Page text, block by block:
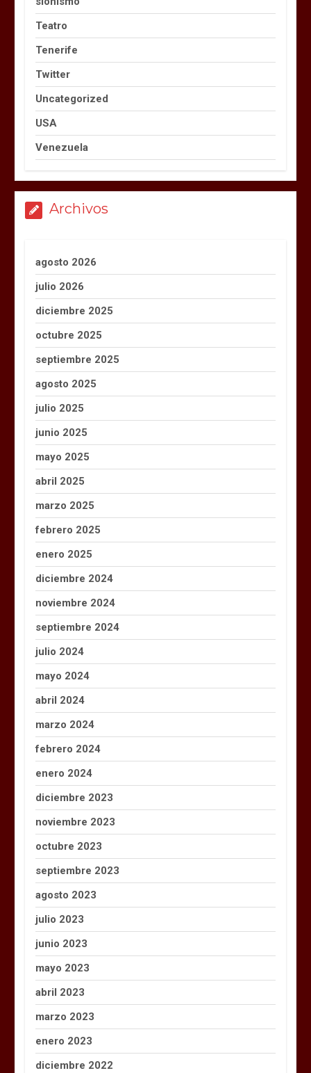
Teatro
Tenerife
Twitter
Uncategorized
USA
Venezuela
Archivos
agosto 2026
julio 2026
diciembre 2025
octubre 2025
septiembre 2025
agosto 2025
julio 2025
junio 2025
mayo 2025
abril 2025
marzo 2025
febrero 2025
enero 2025
diciembre 2024
noviembre 2024
septiembre 2024
julio 2024
mayo 2024
abril 2024
marzo 2024
febrero 2024
enero 2024
diciembre 2023
noviembre 2023
octubre 2023
septiembre 2023
agosto 2023
julio 2023
junio 2023
mayo 2023
abril 2023
marzo 2023
enero 2023
diciembre 2022